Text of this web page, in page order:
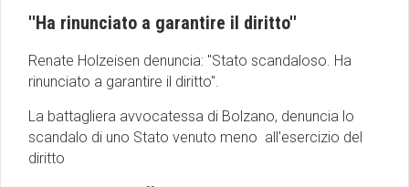
''Ha rinunciato a garantire il diritto''
Renate Holzeisen denuncia: ''Stato scandaloso. Ha
rinunciato a garantire il diritto''.
La battagliera avvocatessa di Bolzano, denuncia lo
scandalo di uno Stato venuto meno all'esercizio del
diritto